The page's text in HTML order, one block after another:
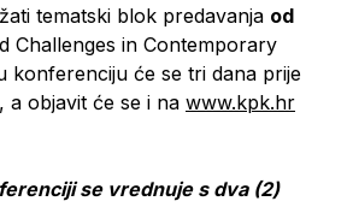
tematski blok predavanja od
Challenges in Contemporary
konferenciju će se tri dana prije
a objavit će se i na www.kpk.hr
se vrednuje s dva (2)